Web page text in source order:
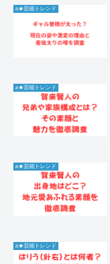
a★芸能トレンド
a★芸能トレンド
a★芸能トレンド
a★芸能トレンド